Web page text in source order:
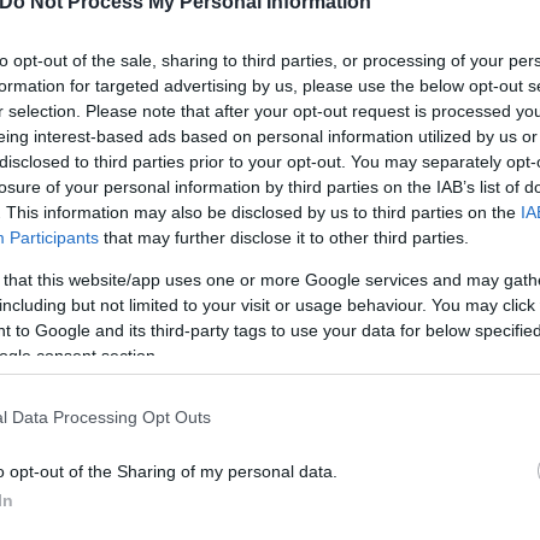
opt-out of the sale, sharing to third parties, or processing of your
for targeted advertising by us, please use the below opt-out
selection. Please note that after your opt-out request is processed
interest-based ads based on personal information utilized by us
to third parties prior to your opt-out. You may separately
of your personal information by third parties on the IAB’s list of
This information may also be disclosed by us to third parties on the
Participants that may further disclose it to other third parties.
that this website/app uses one or more Google services and may
but not limited to your visit or usage behaviour. You may
to Google and its third-party tags to use your data for below
consent section.
Data Processing Opt Outs
opt-out of the Sharing of my personal data.
ιδιαίτερη έκπληξη, όπως για παράδειγμαη
να προσθέσει στη λίστα το τεχνητό γλυκαντικό
κοινότητα για δεκαετίες, αν και αυτή η εξέλιξη
να εντοπιστεί σε περίπου 6.000 προϊόντα
τη νέα κατηγοριοποίηση ως παραπλανητική
οδηγήσει σε μηνύσεις.